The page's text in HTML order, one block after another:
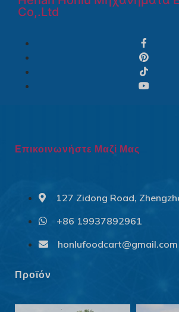
Co,.Ltd
Επικοινωνήστε Μαζί Μας
127 Zidong Road,
+86 19937892961
honlufoodcart@gmail.com
Προϊόν